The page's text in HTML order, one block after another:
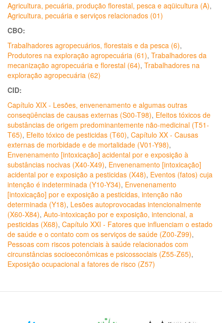
Agricultura, pecuária, produção florestal, pesca e aqüicultura (A),
Agricultura, pecuária e serviços relacionados (01)
CBO:
Trabalhadores agropecuários, florestais e da pesca (6),
Produtores na exploração agropecuária (61), Trabalhadores da
mecanização agropecuária e florestal (64), Trabalhadores na
exploração agropecuária (62)
CID:
Capítulo XIX - Lesões, envenenamento e algumas outras
conseqüências de causas externas (S00-T98), Efeitos tóxicos de
substâncias de origem predominantemente não-medicinal (T51-
T65), Efeito tóxico de pesticidas (T60), Capítulo XX - Causas
externas de morbidade e de mortalidade (V01-Y98),
Envenenamento [intoxicação] acidental por e exposição à
substâncias nocivas (X40-X49), Envenenamento [intoxicação]
acidental por e exposição a pesticidas (X48), Eventos (fatos) cuja
intenção é indeterminada (Y10-Y34), Envenenamento
[intoxicação] por e exposição a pesticidas, intenção não
determinada (Y18), Lesões autoprovocadas intencionalmente
(X60-X84), Auto-intoxicação por e exposição, intencional, a
pesticidas (X68), Capítulo XXI - Fatores que influenciam o estado
de saúde e o contato com os serviços de saúde (Z00-Z99),
Pessoas com riscos potenciais à saúde relacionados com
circunstâncias socioeconômicas e psicossociais (Z55-Z65),
Exposição ocupacional a fatores de risco (Z57)